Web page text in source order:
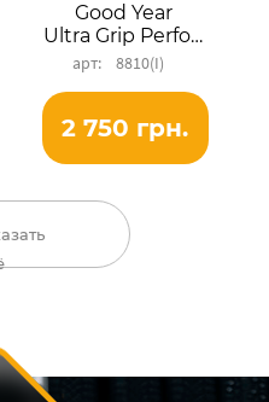
Good Year
Ultra Grip Performance
8810(I)
2 750 грн.